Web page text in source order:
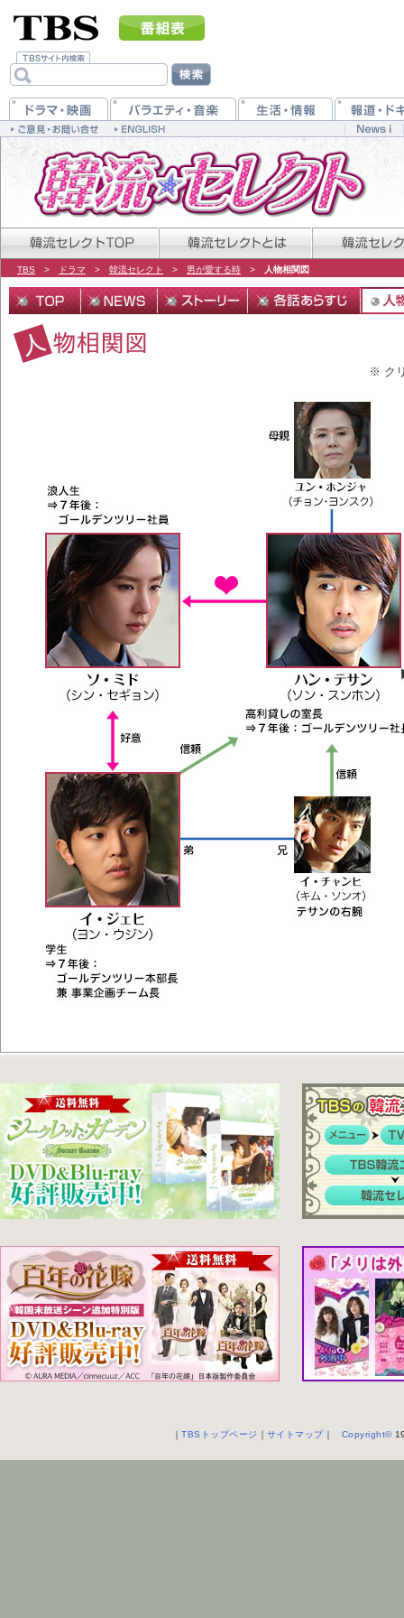
TBS > ドラマ > 韓流セレクト > 男が愛する時 > 人物相関図
※ ク
｜TBSトップページ ｜ サイトマップ｜ Copyright©